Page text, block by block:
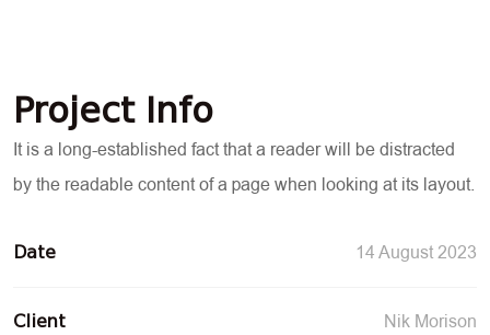
Project Info
It is a long-established fact that a reader will be distracted
by the readable content of a page when looking at its layout.
Date 14 August 2023
Client Nik Morison